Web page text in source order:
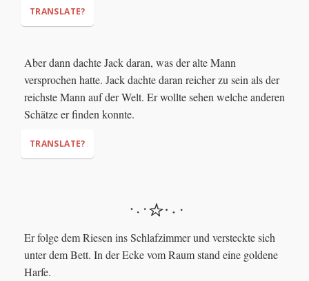
TRANSLATE?
"This is all I need… "
Aber dann dachte Jack daran, was der alte Mann
versprochen hatte. Jack dachte daran reicher zu sein als der
reichste Mann auf der Welt. Er wollte sehen welche anderen
Schätze er finden konnte.
TRANSLATE?
Er folge dem Riesen ins Schlafzimmer und versteckte sich
unter dem Bett. In der Ecke vom Raum stand eine goldene
Harfe.